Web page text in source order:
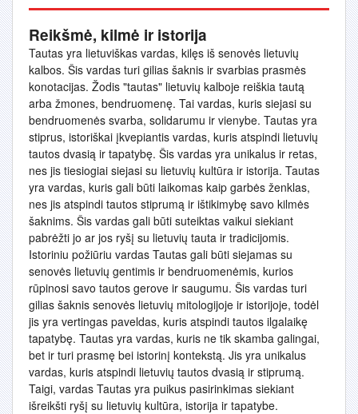
Reikšmė, kilmė ir istorija
Tautas yra lietuviškas vardas, kilęs iš senovės lietuvių
kalbos. Šis vardas turi gilias šaknis ir svarbias prasmės
konotacijas. Žodis "tautas" lietuvių kalboje reiškia tautą
arba žmones, bendruomenę. Tai vardas, kuris siejasi su
bendruomenės svarba, solidarumu ir vienybe. Tautas yra
stiprus, istoriškai įkvepiantis vardas, kuris atspindi lietuvių
tautos dvasią ir tapatybę. Šis vardas yra unikalus ir retas,
nes jis tiesiogiai siejasi su lietuvių kultūra ir istorija. Tautas
yra vardas, kuris gali būti laikomas kaip garbės ženklas,
nes jis atspindi tautos stiprumą ir ištikimybę savo kilmės
šaknims. Šis vardas gali būti suteiktas vaikui siekiant
pabrėžti jo ar jos ryšį su lietuvių tauta ir tradicijomis.
Istoriniu požiūriu vardas Tautas gali būti siejamas su
senovės lietuvių gentimis ir bendruomenėmis, kurios
rūpinosi savo tautos gerove ir saugumu. Šis vardas turi
gilias šaknis senovės lietuvių mitologijoje ir istorijoje, todėl
jis yra vertingas paveldas, kuris atspindi tautos ilgalaikę
tapatybę. Tautas yra vardas, kuris ne tik skamba galingai,
bet ir turi prasmę bei istorinį kontekstą. Jis yra unikalus
vardas, kuris atspindi lietuvių tautos dvasią ir stiprumą.
Taigi, vardas Tautas yra puikus pasirinkimas siekiant
išreikšti ryšį su lietuvių kultūra, istorija ir tapatybe.